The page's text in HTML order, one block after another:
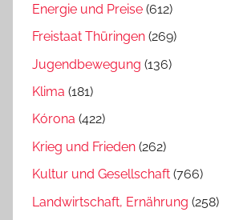
Energie und Preise (612)
Freistaat Thüringen (269)
Jugendbewegung (136)
Klima (181)
Kórona (422)
Krieg und Frieden (262)
Kultur und Gesellschaft (766)
Landwirtschaft, Ernährung (258)